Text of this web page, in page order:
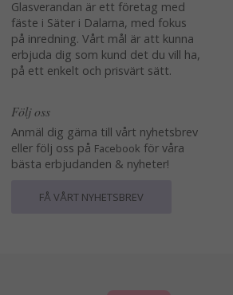
Glasverandan är ett företag med
fäste i Säter i Dalarna, med fokus
på inredning. Vårt mål är att kunna
erbjuda dig som kund det du vill ha,
på ett enkelt och prisvärt sätt.
Följ oss
Anmäl dig gärna till vårt nyhetsbrev
eller följ oss på Facebook för våra
bästa erbjudanden & nyheter!
FÅ VÅRT NYHETSBREV